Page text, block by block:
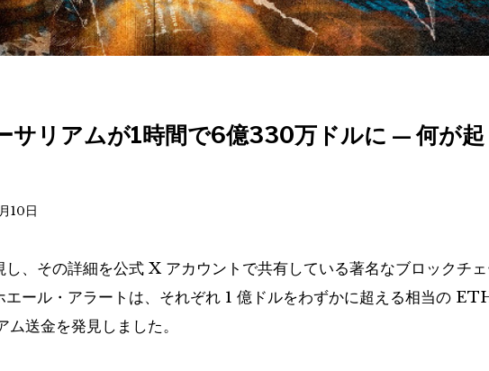
サリアムが1時間で6億330万ドルに — 何が起
10日
、その詳細を公式 X アカウントで共有している著名なブロックチ
エール・アラートは、それぞれ 1 億ドルをわずかに超える相当の
送金を発見しました。